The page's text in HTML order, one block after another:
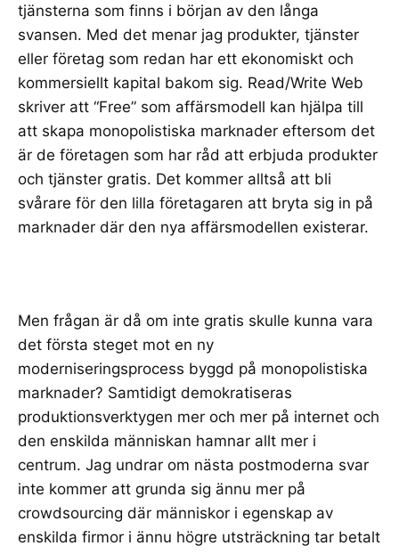
tjänsterna som finns i början av den långa
svansen. Med det menar jag produkter, tjänster
eller företag som redan har ett ekonomiskt och
kommersiellt kapital bakom sig. Read/Write Web
skriver att “Free” som affärsmodell kan hjälpa till
att skapa monopolistiska marknader eftersom det
är de företagen som har råd att erbjuda produkter
och tjänster gratis. Det kommer alltså att bli
svårare för den lilla företagaren att bryta sig in på
marknader där den nya affärsmodellen existerar.
Men frågan är då om inte gratis skulle kunna vara
det första steget mot en ny
moderniseringsprocess byggd på monopolistiska
marknader? Samtidigt demokratiseras
produktionsverktygen mer och mer på internet och
den enskilda människan hamnar allt mer i
centrum. Jag undrar om nästa postmoderna svar
inte kommer att grunda sig ännu mer på
crowdsourcing där människor i egenskap av
enskilda firmor i ännu högre utsträckning tar betalt